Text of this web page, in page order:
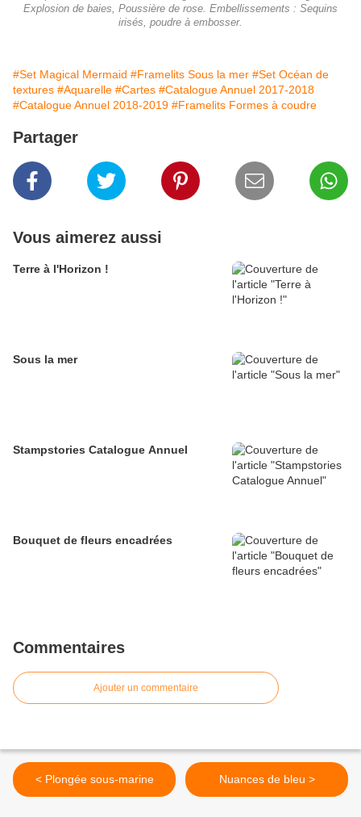
Explosion de baies, Poussière de rose. Embellissements : Sequins
irisés, poudre à embosser.
#Set Magical Mermaid #Framelits Sous la mer #Set Océan de
textures #Aquarelle #Cartes #Catalogue Annuel 2017-2018
#Catalogue Annuel 2018-2019 #Framelits Formes à coudre
Partager
Vous aimerez aussi
Terre à l'Horizon !
Sous la mer
Stampstories Catalogue Annuel
Bouquet de fleurs encadrées
Commentaires
Ajouter un commentaire
< Plongée sous-marine Nuances de bleu >